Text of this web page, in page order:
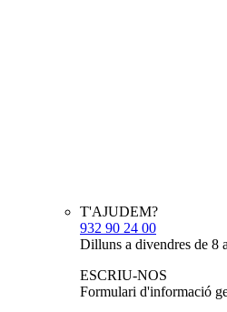
T'AJUDEM?
932 90 24 00
Dilluns a divendres de 8
ESCRIU-NOS
Formulari d'informació